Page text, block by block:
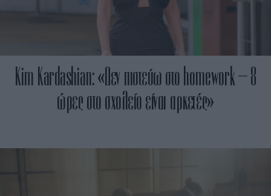
Kim Kardashian: «Δεν πιστεύω στο homework – 8
ώρες στο σχολείο είναι αρκετές»